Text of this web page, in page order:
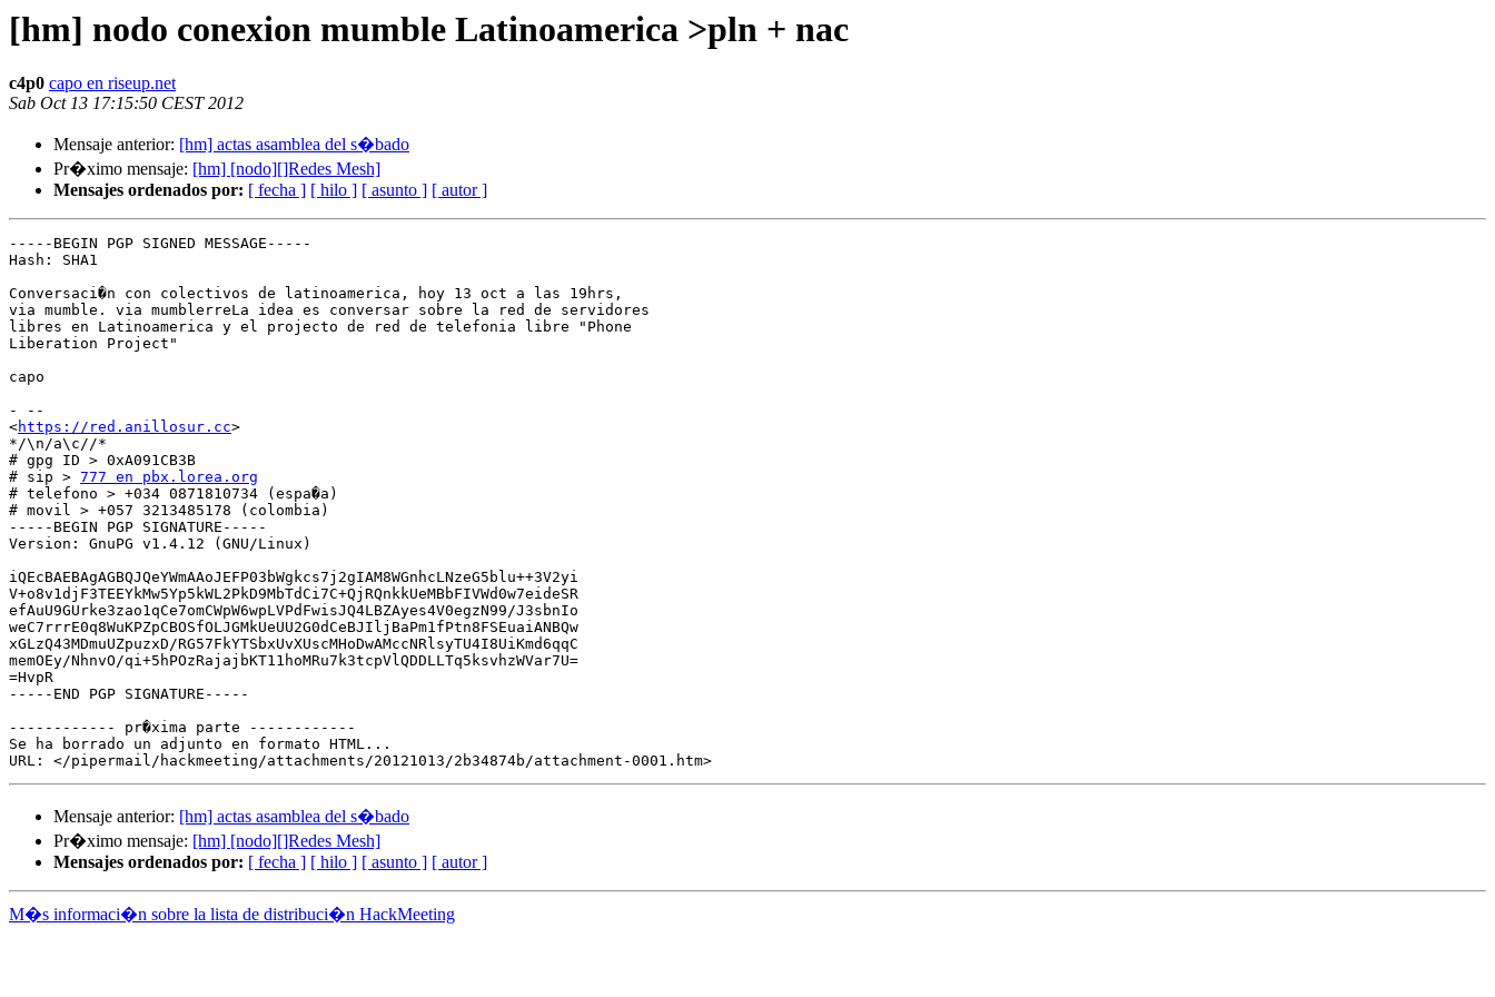
[hm] nodo conexion mumble Latinoamerica >pln + nac
c4p0 capo en riseup.net
Sab Oct 13 17:15:50 CEST 2012
Mensaje anterior: [hm] actas asamblea del s�bado
Pr�ximo mensaje: [hm] [nodo][]Redes Mesh]
Mensajes ordenados por: [ fecha ] [ hilo ] [ asunto ] [ autor ]
-----BEGIN PGP SIGNED MESSAGE-----
Hash: SHA1
Conversaci�n con colectivos de latinoamerica, hoy 13 oct a las 19hrs,
via mumble. via mumblerreLa idea es conversar sobre la red de servidores
libres en Latinoamerica y el projecto de red de telefonia libre "Phone
Liberation Project"
capo
- --
<https://red.anillosur.cc>
*/\n/a\c//*
# gpg ID > 0xA091CB3B
# sip > 777 en pbx.lorea.org
# telefono > +034 0871810734 (espa�a)
# movil > +057 3213485178 (colombia)
-----BEGIN PGP SIGNATURE-----
Version: GnuPG v1.4.12 (GNU/Linux)
iQEcBAEBAgAGBQJQeYWmAAoJEFP03bWgkcs7j2gIAM8WGnhcLNzeG5blu++3V2yi
V+o8v1djF3TEEYkMw5Yp5kWL2PkD9MbTdCi7C+QjRQnkkUeMBbFIVWd0w7eideSR
efAuU9GUrke3zao1qCe7omCWpW6wpLVPdFwisJQ4LBZAyes4V0egzN99/J3sbnIo
weC7rrrE0q8WuKPZpCBOSfOLJGMkUeUU2G0dCeBJIljBaPm1fPtn8FSEuaiANBQw
xGLzQ43MDmuUZpuzxD/RG57FkYTSbxUvXUscMHoDwAMccNRlsyTU4I8UiKmd6qqC
memOEy/NhnvO/qi+5hPOzRajajbKT11hoMRu7k3tcpVlQDDLLTq5ksvhzWVar7U=
=HvpR
-----END PGP SIGNATURE-----
------------ pr�xima parte ------------
Se ha borrado un adjunto en formato HTML...
Mensaje anterior: [hm] actas asamblea del s�bado
Pr�ximo mensaje: [hm] [nodo][]Redes Mesh]
Mensajes ordenados por: [ fecha ] [ hilo ] [ asunto ] [ autor ]
M�s informaci�n sobre la lista de distribuci�n HackMeeting